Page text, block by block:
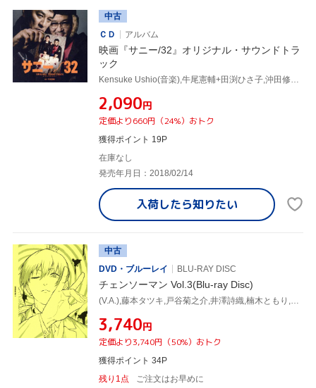
中古
ＣＤ
アルバム
映画『サニー/32』オリジナル・サウンドトラ
ック
¥2,090円
定価より660円（24%）おトク
獲得ポイント 19P
在庫なし
発売年月日：2018/02/14
入荷したら知りたい
中古
DVD・ブルーレイ
BLU-RAY DISC
チェンソーマン Vol.3(Blu-ray Disc)
¥3,740円
定価より3,740円（50%）おトク
獲得ポイント 34P
残り1点
ご注文はお早めに